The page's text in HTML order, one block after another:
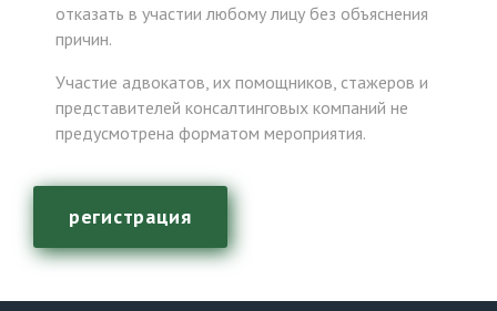
отказать в участии любому лицу без объяснения
причин.
Участие адвокатов, их помощников, стажеров и
представителей консалтинговых компаний не
предусмотрена форматом мероприятия.
регистрация